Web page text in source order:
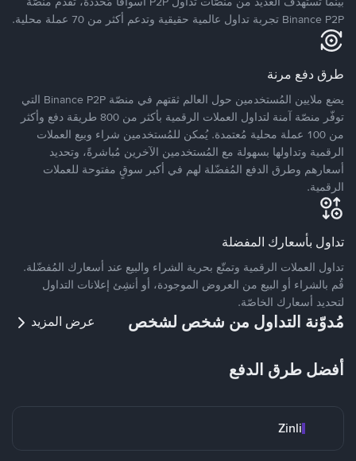
Binance P2P تجربة تداول عالمية حقيقية وتدعم أكثر من 70 عملة محلية.
طرق دفع مرنة
يضع ملايين المُستخدمين حول العالم ثقتهم في منصّة Binance P2P التي
توفّر منصّة آمنة لتداول العملات الرقمية بأكثر من 800 طريقة دفع وأكثر
من 100 عملة محلية مُعتمدة. يُمكن للمُستخدمين شراء وبيع العملات
الرقمية وتداولها بسهولة مع المُستخدمين الآخرين مُباشرةً، وتحديد
أسعارهم وطرق الدفع المُفضّلة لهم في أكبر سوقٍ مفتوحة للعملات
الرقمية.
تداول بأسعارك المفضلة
تداول العملات الرقمية وتمتّع بحرية الشراء والبيع عند أسعارك المُفضّلة.
قُم بالشراء أو البيع من العروض الموجودة، أو أنشِئ إعلانات التداول
لتحديد أسعارك الخاصّة.
مُدوّنة التداول من شخص لشخص عرض المزيد
أفضل طرق الدفع
Zinli